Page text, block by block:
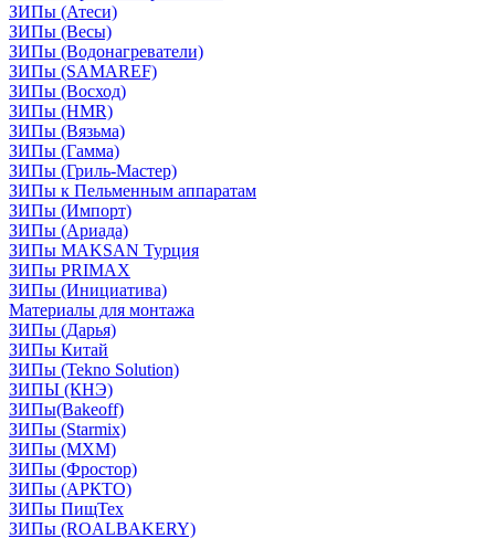
ЗИПы (Атеси)
ЗИПы (Весы)
ЗИПы (Водонагреватели)
ЗИПы (SAMAREF)
ЗИПы (Восход)
ЗИПы (HMR)
ЗИПы (Вязьма)
ЗИПы (Гамма)
ЗИПы (Гриль-Мастер)
ЗИПы к Пельменным аппаратам
ЗИПы (Импорт)
ЗИПы (Ариада)
ЗИПы MAKSAN Турция
ЗИПы PRIMAX
ЗИПы (Инициатива)
Материалы для монтажа
ЗИПы (Дарья)
ЗИПы Китай
ЗИПы (Tekno Solution)
ЗИПЫ (КНЭ)
ЗИПы(Bakeoff)
ЗИПы (Starmix)
ЗИПы (МХМ)
ЗИПы (Фростор)
ЗИПы (АРКТО)
ЗИПы ПищТех
ЗИПы (ROALBAKERY)